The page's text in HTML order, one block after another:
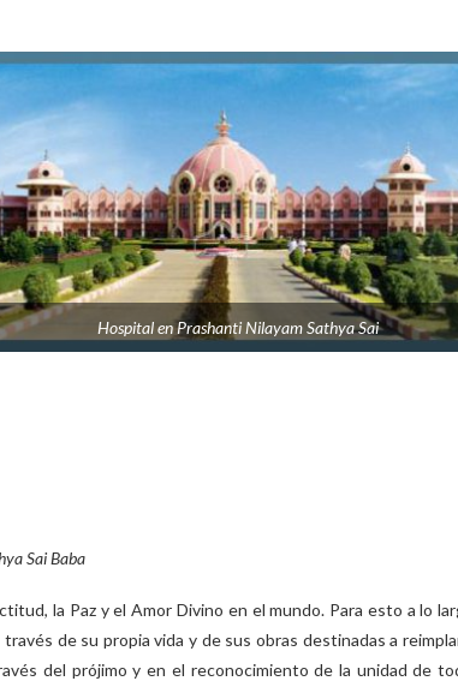
Hospital en Prashanti Nilayam Sathya Sai
Sai Baba
la Paz y el Amor Divino en el mundo. Para esto a lo
de su propia vida y de sus obras destinadas a
del prójimo y en el reconocimiento de la unidad de